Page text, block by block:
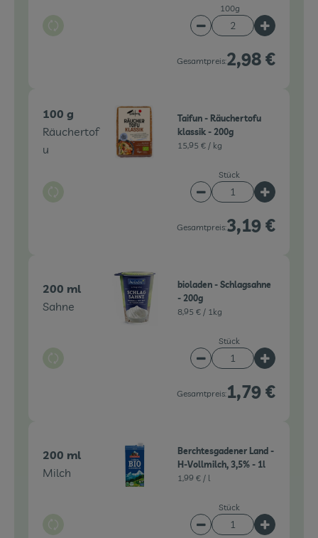
Auswahl ändern
100g
Artikelanzahl
Gesamtpreis:2,98 €
100 g
Räuchertof
u
Auswahl ändern
Taifun - Räuchertofu
klassik - 200g
15,95 € / kg
Stück
Artikelanzahl
Gesamtpreis:3,19 €
200 ml
Sahne
Auswahl ändern
bioladen - Schlagsahne
- 200g
8,95 € / 1kg
Stück
Artikelanzahl
Gesamtpreis:1,79 €
200 ml
Milch
Auswahl ändern
Berchtesgadener Land -
H-Vollmilch, 3,5% - 1l
1,99 € / l
Stück
Artikelanzahl